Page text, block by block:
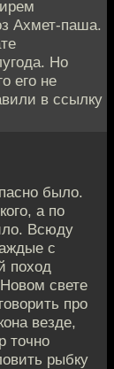
Ахмет-паша.
Но
его не
в ссылку
было.
а по
Всюду
с
поход
свете
про
везде,
точно
рыбку